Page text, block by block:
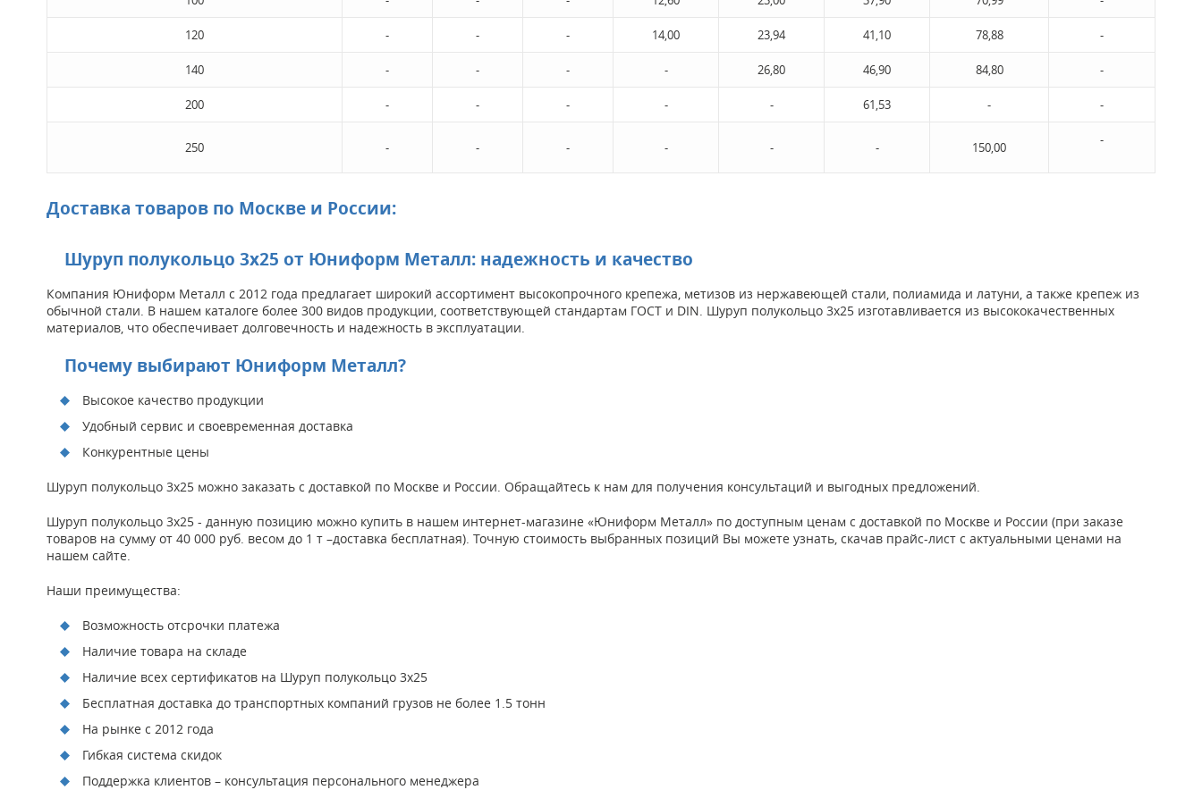
120 - - - 14,00 23,94 41,10 78,88 -
140 - - - - 26,80 46,90 84,80 -
200 - - - - - 61,53 - -
250 - - - - - - 150,00 -
Доставка товаров по Москве и России:
Шуруп полукольцо 3х25 от Юниформ Металл: надежность и качество
Компания Юниформ Металл с 2012 года предлагает широкий ассортимент высокопрочного крепежа, метизов из нержавеющей стали, полиамида и латуни, а также крепеж из
обычной стали. В нашем каталоге более 300 видов продукции, соответствующей стандартам ГОСТ и DIN. Шуруп полукольцо 3х25 изготавливается из высококачественных
материалов, что обеспечивает долговечность и надежность в эксплуатации.
Почему выбирают Юниформ Металл?
Высокое качество продукции
Удобный сервис и своевременная доставка
Конкурентные цены
Шуруп полукольцо 3х25 можно заказать с доставкой по Москве и России. Обращайтесь к нам для получения консультаций и выгодных предложений.
Шуруп полукольцо 3х25 - данную позицию можно купить в нашем интернет-магазине «Юниформ Металл» по доступным ценам с доставкой по Москве и России (при заказе
товаров на сумму от 40 000 руб. весом до 1 т –доставка бесплатная). Точную стоимость выбранных позиций Вы можете узнать, скачав прайс-лист с актуальными ценами на
нашем сайте.
Наши преимущества:
Возможность отсрочки платежа
Наличие товара на складе
Наличие всех сертификатов на Шуруп полукольцо 3х25
Бесплатная доставка до транспортных компаний грузов не более 1.5 тонн
На рынке с 2012 года
Гибкая система скидок
Поддержка клиентов – консультация персонального менеджера